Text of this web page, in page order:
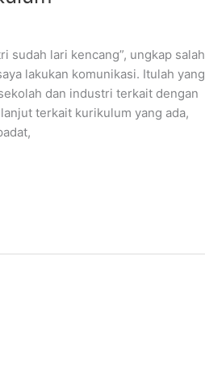
sudah lari kencang”, ungkap salah
lakukan komunikasi. Itulah yang
dan industri terkait dengan
terkait kurikulum yang ada,